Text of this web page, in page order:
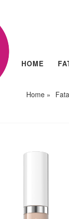
HOME
Home » Fata